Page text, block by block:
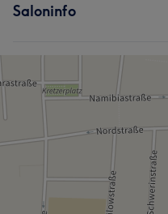
Saloninfo